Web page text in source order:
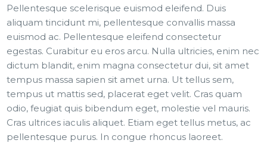
Pellentesque scelerisque euismod eleifend. Duis
aliquam tincidunt mi, pellentesque convallis massa
euismod ac. Pellentesque eleifend consectetur
egestas. Curabitur eu eros arcu. Nulla ultricies, enim nec
dictum blandit, enim magna consectetur dui, sit amet
tempus massa sapien sit amet urna. Ut tellus sem,
tempus ut mattis sed, placerat eget velit. Cras quam
odio, feugiat quis bibendum eget, molestie vel mauris.
Cras ultrices iaculis aliquet. Etiam eget tellus metus, ac
pellentesque purus. In congue rhoncus laoreet.